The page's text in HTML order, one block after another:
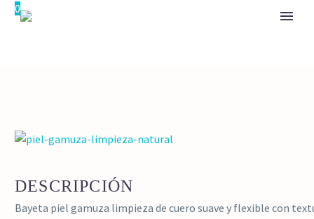
0
DESCRIPCIÓN
Bayeta piel gamuza limpieza de cuero suave y flexible con